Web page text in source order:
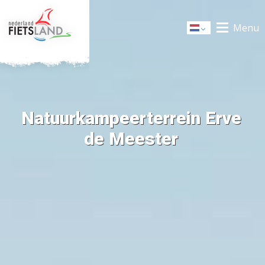
Dutch Menu
Natuurkampeerterrein Erve
de Meester